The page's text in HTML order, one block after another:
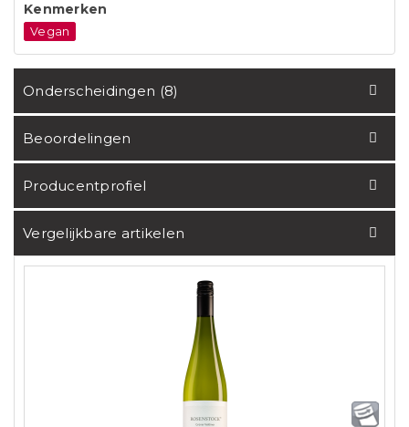
Kenmerken
Vegan
Onderscheidingen (8)
Beoordelingen
Producentprofiel
Vergelijkbare artikelen